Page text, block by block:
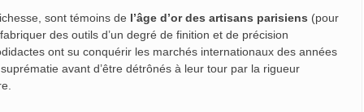
sont témoins de l’âge d’or des artisans parisiens (pour
des outils d’un degré de finition et de précision
ont su conquérir les marchés internationaux des années
avant d’être détrônés à leur tour par la rigueur